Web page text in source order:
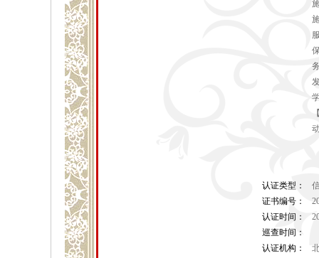
认证类型：
证书编号：
认证时间：
巡查时间：
认证机构：